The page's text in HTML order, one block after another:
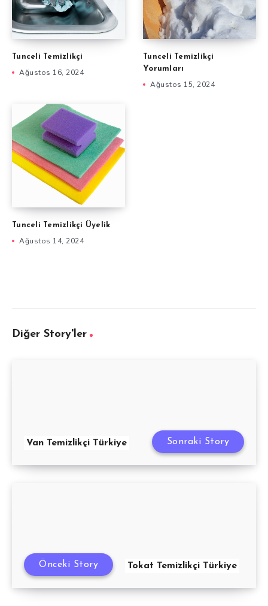
Tunceli Temizlikçi
Ağustos 16, 2024
Tunceli Temizlikçi
Yorumları
Ağustos 15, 2024
Tunceli Temizlikçi Üyelik
Ağustos 14, 2024
Diğer Story'ler
Van Temizlikçi Türkiye Sonraki Story
Tokat Temizlikçi Türkiye
Önceki Story